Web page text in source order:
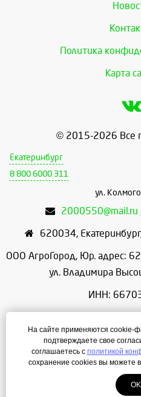
Политика
Карта
© 2015-2026 Все
Екатеринбург
8 800 6000 311
ул.
2000550@mail.ru
620034, Екатеринбург
ООО АгроГород, Юр. адрес:
ул. Владимира
ИНН:
ОГРН:
Режим работы: с
Создание сайта
На сайте применяются cookie-
подтверждаете свое
соглашаетесь с политикой
сохранение cookies вы можете
OK